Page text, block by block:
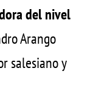
del nivel
Arango
salesiano y